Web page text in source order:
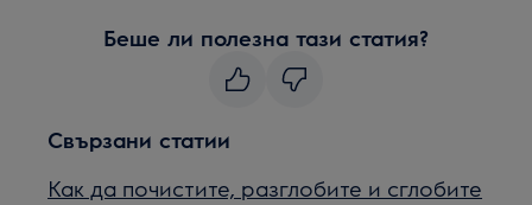
Беше ли полезна тази статия?
Свързани статии
Как да почистите, разглобите и сглобите